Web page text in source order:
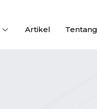
Artikel